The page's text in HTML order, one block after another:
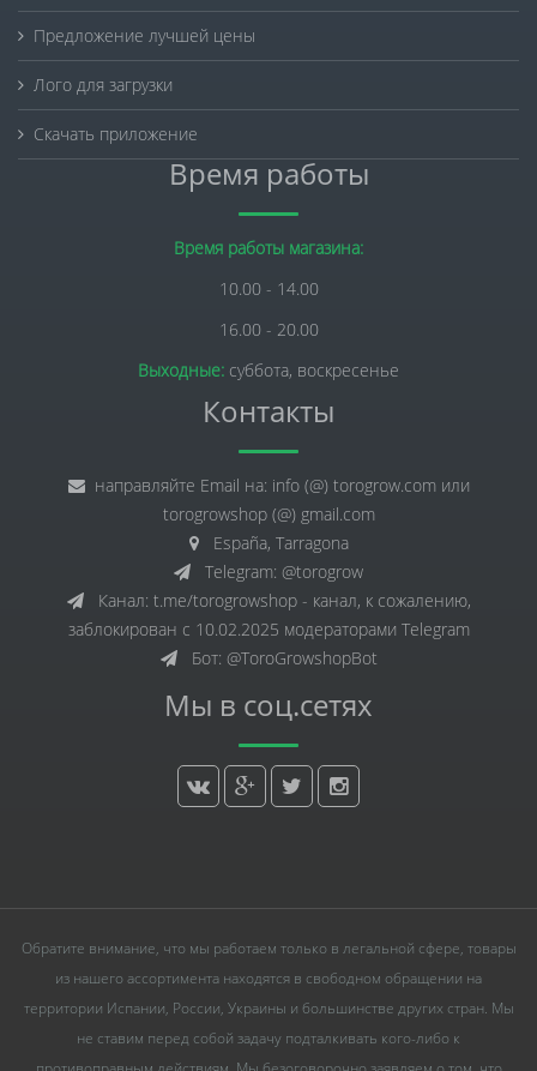
Предложение лучшей цены
Лого для загрузки
Скачать приложение
Время работы
Время работы магазина:
10.00 - 14.00
16.00 - 20.00
Выходные: суббота, воскресенье
Контакты
направляйте Email на: info (@) torogrow.com или
torogrowshop (@) gmail.com
España, Tarragona
Telegram: @torogrow
Канал: t.me/torogrowshop - канал, к сожалению,
заблокирован с 10.02.2025 модераторами Telegram
Бот: @ToroGrowshopBot
Мы в соц.сетях
Обратите внимание, что мы работаем только в легальной сфере, товары
из нашего ассортимента находятся в свободном обращении на
территории Испании, России, Украины и большинстве других стран. Мы
не ставим перед собой задачу подталкивать кого-либо к